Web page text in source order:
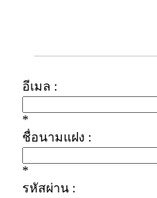
อีเมล :
*
ชื่อนามแฝง :
*
รหัสผ่าน :